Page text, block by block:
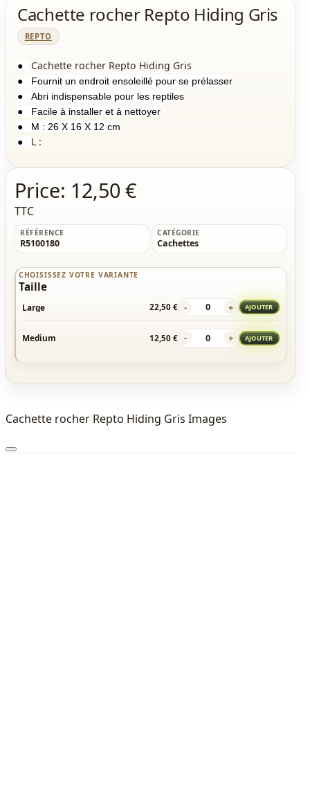
Cachette rocher Repto Hiding Gris
REPTO
● Cachette rocher Repto Hiding Gris
●
Fournit un endroit ensoleillé pour se prélasser
●
Abri indispensable pour les reptiles
●
Facile à installer et à nettoyer
● M : 26 X 16 X 12 cm
● L :
Price: 12,50 €
TTC
RÉFÉRENCE
R5100180
CATÉGORIE
Cachettes
CHOISISSEZ VOTRE VARIANTE
Taille
Large 22,50 € - + AJOUTER
Medium 12,50 € - + AJOUTER
Cachette rocher Repto Hiding Gris Images